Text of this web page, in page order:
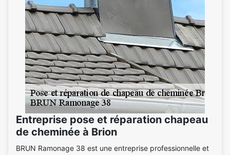
Entreprise pose et réparation chapeau
de cheminée à Brion
BRUN Ramonage 38 est une entreprise professionnelle et